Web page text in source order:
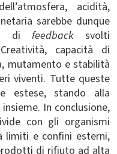
acidità,
sarebbe dunque
di feedbacksvolti
capacità di
mutamento e stabilità
viventi. Tutte queste
estese, stando alla
In conclusione,
con gli organismi
limiti e confini esterni,
di rifiuto ad alta